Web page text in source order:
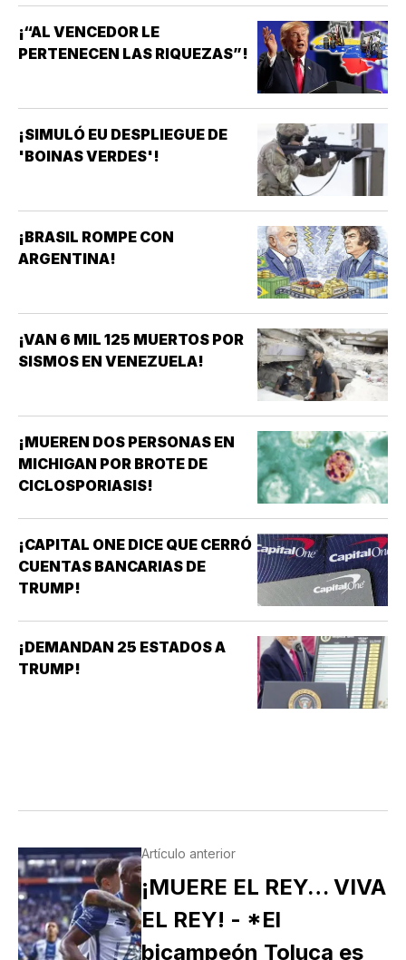
¡“AL VENCEDOR LE
PERTENECEN LAS RIQUEZAS”!
¡SIMULÓ EU DESPLIEGUE DE
'BOINAS VERDES'!
¡BRASIL ROMPE CON
ARGENTINA!
¡VAN 6 MIL 125 MUERTOS POR
SISMOS EN VENEZUELA!
¡MUEREN DOS PERSONAS EN
MICHIGAN POR BROTE DE
CICLOSPORIASIS!
¡CAPITAL ONE DICE QUE CERRÓ
CUENTAS BANCARIAS DE
TRUMP!
¡DEMANDAN 25 ESTADOS A
TRUMP!
Artículo anterior
¡MUERE EL REY… VIVA
EL REY! - *El
bicampeón Toluca es